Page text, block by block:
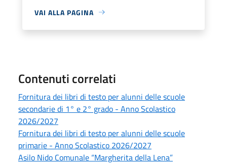
VAI ALLA PAGINA
Contenuti correlati
Fornitura dei libri di testo per alunni delle scuole
secondarie di 1° e 2° grado - Anno Scolastico
2026/2027
Fornitura dei libri di testo per alunni delle scuole
primarie - Anno Scolastico 2026/2027
Asilo Nido Comunale “Margherita della Lena”